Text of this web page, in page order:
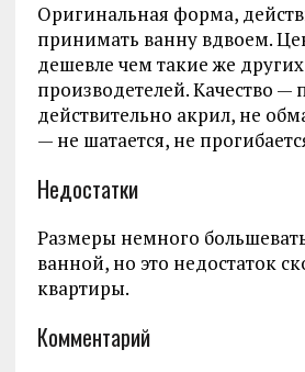
Оригинальная форма,
принимать ванну вдвоем.
дешевле чем такие же других
производетелей. Качество —
действительно акрил, не
— не шатается, не
Недостатки
Размеры немного
ванной, но это недостаток
квартиры.
Комментарий